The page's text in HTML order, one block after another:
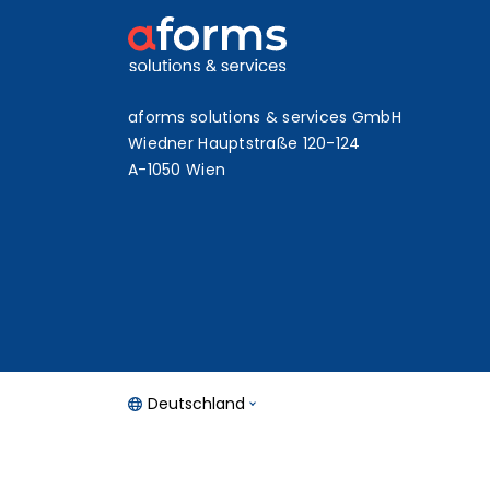
aforms solutions & services GmbH
Wiedner Hauptstraße 120-124
A-1050 Wien
Deutschland